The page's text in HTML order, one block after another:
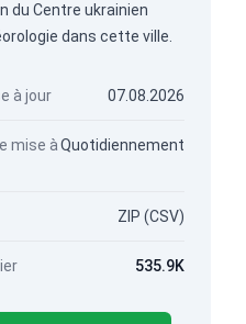
du Centre ukrainien
dans cette ville.
à jour 07.08.2026
mise àQuotidiennement
ZIP (CSV)
535.9K